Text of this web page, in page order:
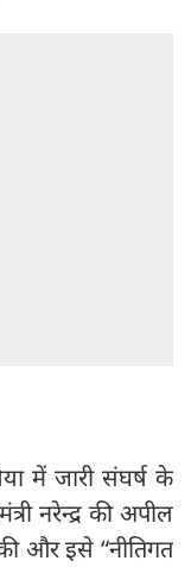
में जारी संघर्ष के
नरेन्द्र की अपील
की और इसे “नीतिगत